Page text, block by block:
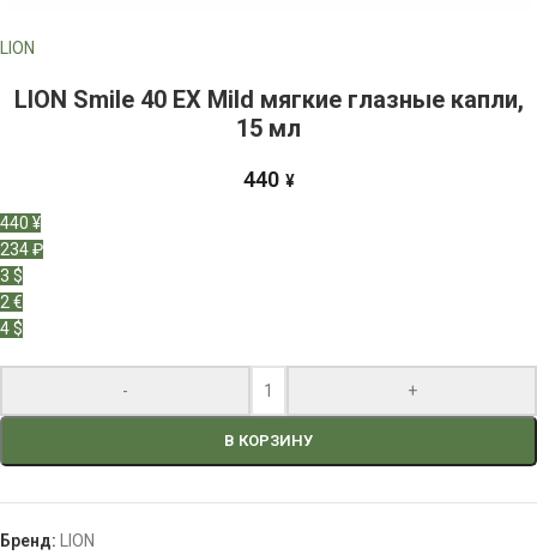
LION
LION Smile 40 EX Mild мягкие глазные капли,
15 мл
440 ¥
440 ¥
234 ₽
3 $
2 €
4 $
- +
В КОРЗИНУ
Бренд: LION